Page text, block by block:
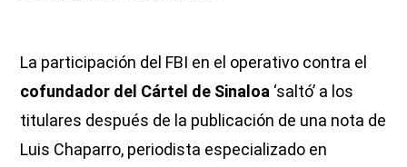
La participación del FBI en el operativo contra el
cofundador del Cártel de Sinaloa ‘saltó’ a los
titulares después de la publicación de una nota de
Luis Chaparro, periodista especializado en